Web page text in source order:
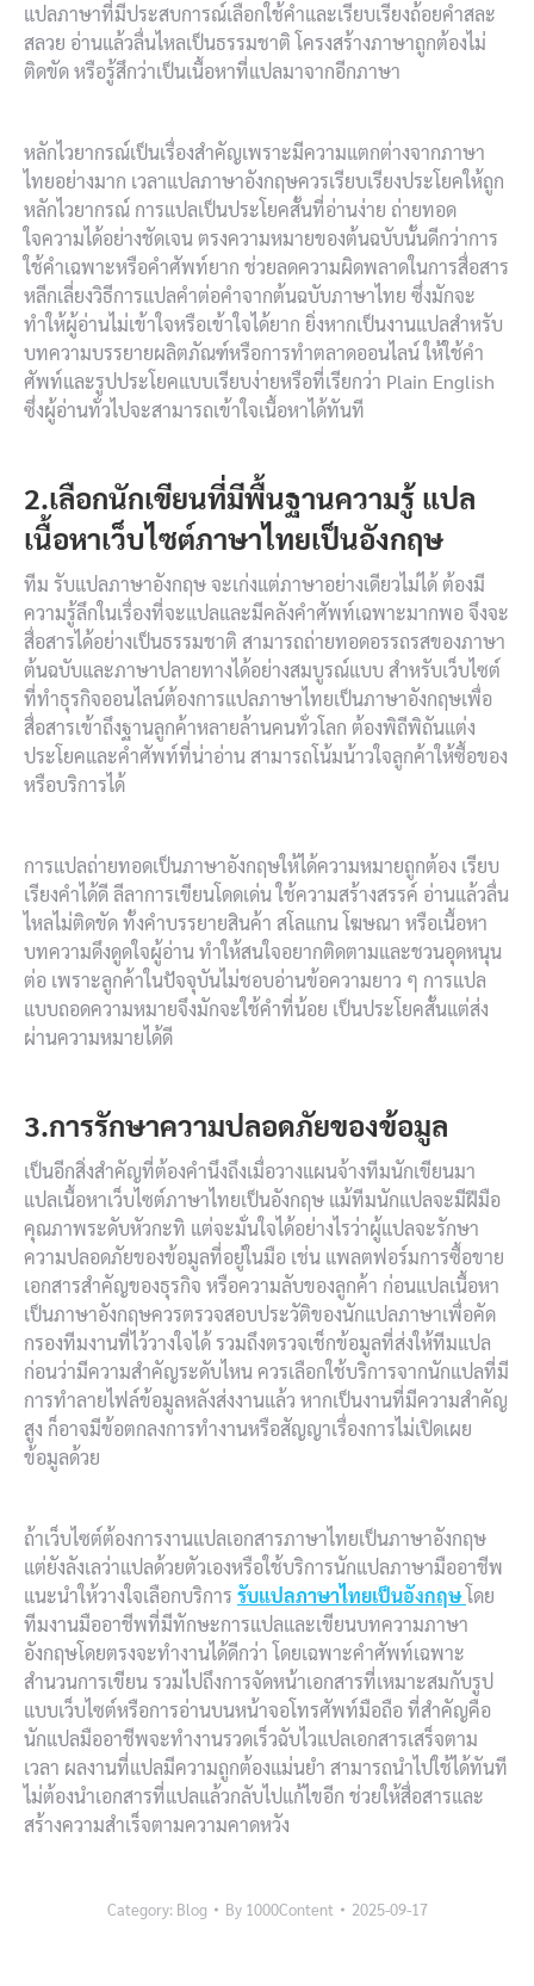
แปลภาษาที่มีประสบการณ์เลือกใช้คำและเรียบเรียงถ้อยคำสละ
สลวย อ่านแล้วลื่นไหลเป็นธรรมชาติ โครงสร้างภาษาถูกต้องไม่
ติดขัด หรือรู้สึกว่าเป็นเนื้อหาที่แปลมาจากอีกภาษา
หลักไวยากรณ์เป็นเรื่องสำคัญเพราะมีความแตกต่างจากภาษา
ไทยอย่างมาก เวลาแปลภาษาอังกฤษควรเรียบเรียงประโยคให้ถูก
หลักไวยากรณ์ การแปลเป็นประโยคสั้นที่อ่านง่าย ถ่ายทอด
ใจความได้อย่างชัดเจน ตรงความหมายของต้นฉบับนั้นดีกว่าการ
ใช้คำเฉพาะหรือคำศัพท์ยาก ช่วยลดความผิดพลาดในการสื่อสาร
หลีกเลี่ยงวิธีการแปลคำต่อคำจากต้นฉบับภาษาไทย ซึ่งมักจะ
ทำให้ผู้อ่านไม่เข้าใจหรือเข้าใจได้ยาก ยิ่งหากเป็นงานแปลสำหรับ
บทความบรรยายผลิตภัณฑ์หรือการทำตลาดออนไลน์ ให้ใช้คำ
ศัพท์และรูปประโยคแบบเรียบง่ายหรือที่เรียกว่า Plain English
ซึ่งผู้อ่านทั่วไปจะสามารถเข้าใจเนื้อหาได้ทันที
2.เลือกนักเขียนที่มีพื้นฐานความรู้ แปล
เนื้อหาเว็บไซต์ภาษาไทยเป็นอังกฤษ
ทีม รับแปลภาษาอังกฤษ จะเก่งแต่ภาษาอย่างเดียวไม่ได้ ต้องมี
ความรู้ลึกในเรื่องที่จะแปลและมีคลังคำศัพท์เฉพาะมากพอ จึงจะ
สื่อสารได้อย่างเป็นธรรมชาติ สามารถถ่ายทอดอรรถรสของภาษา
ต้นฉบับและภาษาปลายทางได้อย่างสมบูรณ์แบบ สำหรับเว็บไซต์
ที่ทำธุรกิจออนไลน์ต้องการแปลภาษาไทยเป็นภาษาอังกฤษเพื่อ
สื่อสารเข้าถึงฐานลูกค้าหลายล้านคนทั่วโลก ต้องพิถีพิถันแต่ง
ประโยคและคำศัพท์ที่น่าอ่าน สามารถโน้มน้าวใจลูกค้าให้ซื้อของ
หรือบริการได้
การแปลถ่ายทอดเป็นภาษาอังกฤษให้ได้ความหมายถูกต้อง เรียบ
เรียงคำได้ดี ลีลาการเขียนโดดเด่น ใช้ความสร้างสรรค์ อ่านแล้วลื่น
ไหลไม่ติดขัด ทั้งคำบรรยายสินค้า สโลแกน โฆษณา หรือเนื้อหา
บทความดึงดูดใจผู้อ่าน ทำให้สนใจอยากติดตามและชวนอุดหนุน
ต่อ เพราะลูกค้าในปัจจุบันไม่ชอบอ่านข้อความยาว ๆ การแปล
แบบถอดความหมายจึงมักจะใช้คำที่น้อย เป็นประโยคสั้นแต่ส่ง
ผ่านความหมายได้ดี
3.การรักษาความปลอดภัยของข้อมูล
เป็นอีกสิ่งสำคัญที่ต้องคำนึงถึงเมื่อวางแผนจ้างทีมนักเขียนมา
แปลเนื้อหาเว็บไซต์ภาษาไทยเป็นอังกฤษ แม้ทีมนักแปลจะมีฝีมือ
คุณภาพระดับหัวกะทิ แต่จะมั่นใจได้อย่างไรว่าผู้แปลจะรักษา
ความปลอดภัยของข้อมูลที่อยู่ในมือ เช่น แพลตฟอร์มการซื้อขาย
เอกสารสำคัญของธุรกิจ หรือความลับของลูกค้า ก่อนแปลเนื้อหา
เป็นภาษาอังกฤษควรตรวจสอบประวัติของนักแปลภาษาเพื่อคัด
กรองทีมงานที่ไว้วางใจได้ รวมถึงตรวจเช็กข้อมูลที่ส่งให้ทีมแปล
ก่อนว่ามีความสำคัญระดับไหน ควรเลือกใช้บริการจากนักแปลที่มี
การทำลายไฟล์ข้อมูลหลังส่งงานแล้ว หากเป็นงานที่มีความสำคัญ
สูง ก็อาจมีข้อตกลงการทำงานหรือสัญญาเรื่องการไม่เปิดเผย
ข้อมูลด้วย
ถ้าเว็บไซต์ต้องการงานแปลเอกสารภาษาไทยเป็นภาษาอังกฤษ
แต่ยังลังเลว่าแปลด้วยตัวเองหรือใช้บริการนักแปลภาษามืออาชีพ
แนะนำให้วางใจเลือกบริการ รับแปลภาษาไทยเป็นอังกฤษโดย
ทีมงานมืออาชีพที่มีทักษะการแปลและเขียนบทความภาษา
อังกฤษโดยตรงจะทำงานได้ดีกว่า โดยเฉพาะคำศัพท์เฉพาะ
สำนวนการเขียน รวมไปถึงการจัดหน้าเอกสารที่เหมาะสมกับรูป
แบบเว็บไซต์หรือการอ่านบนหน้าจอโทรศัพท์มือถือ ที่สำคัญคือ
นักแปลมืออาชีพจะทำงานรวดเร็วฉับไวแปลเอกสารเสร็จตาม
เวลา ผลงานที่แปลมีความถูกต้องแม่นยำ สามารถนำไปใช้ได้ทันที
ไม่ต้องนำเอกสารที่แปลแล้วกลับไปแก้ไขอีก ช่วยให้สื่อสารและ
สร้างความสำเร็จตามความคาดหวัง
Category: Blog By 1000Content 2025-09-17